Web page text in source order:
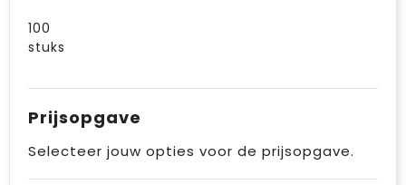
100
stuks
Prijsopgave
Selecteer jouw opties voor de prijsopgave.